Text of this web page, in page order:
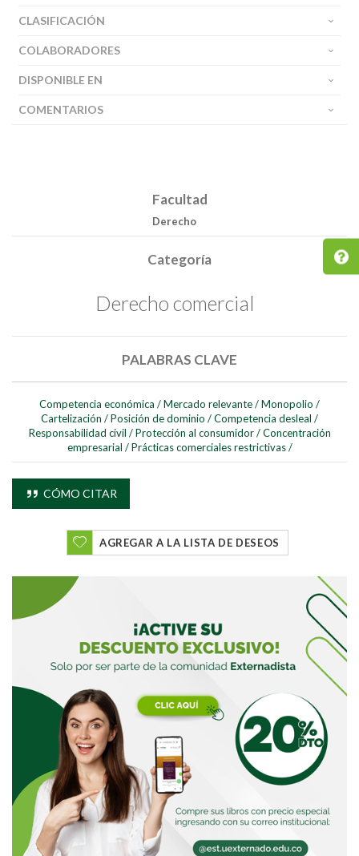
CLASIFICACIÓN
COLABORADORES
DISPONIBLE EN
COMENTARIOS
Facultad
Derecho
Categoría
Derecho comercial
PALABRAS CLAVE
Competencia económica /Mercado relevante/Monopolio /
Cartelización /Posición de dominio /Competencia desleal /
Responsabilidad civil / Protección al consumidor / Concentración
empresarial / Prácticas comerciales restrictivas /
CÓMO CITAR
AGREGAR A LA LISTA DE DESEOS